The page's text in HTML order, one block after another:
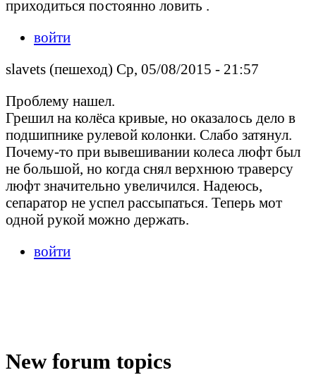
приходиться постоянно ловить .
войти
slavets (пешеход) Ср, 05/08/2015 - 21:57
Проблему нашел.
Грешил на колёса кривые, но оказалось дело в
подшипнике рулевой колонки. Слабо затянул.
Почему-то при вывешивании колеса люфт был
не большой, но когда снял верхнюю траверсу
люфт значительно увеличился. Надеюсь,
сепаратор не успел рассыпаться. Теперь мот
одной рукой можно держать.
войти
New forum topics